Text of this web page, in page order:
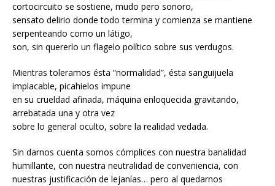
cortocircuito se sostiene, mudo pero sonoro,
sensato delirio donde todo termina y comienza se mantiene
serpenteando como un látigo,
son, sin quererlo un flagelo político sobre sus verdugos.
Mientras toleramos ésta “normalidad”, ésta sanguijuela
implacable, picahielos impune
en su crueldad afinada, máquina enloquecida gravitando,
arrebatada una y otra vez
sobre lo general oculto, sobre la realidad vedada.
Sin darnos cuenta somos cómplices con nuestra banalidad
humillante, con nuestra neutralidad de conveniencia, con
nuestras justificación de lejanías… pero al quedarnos